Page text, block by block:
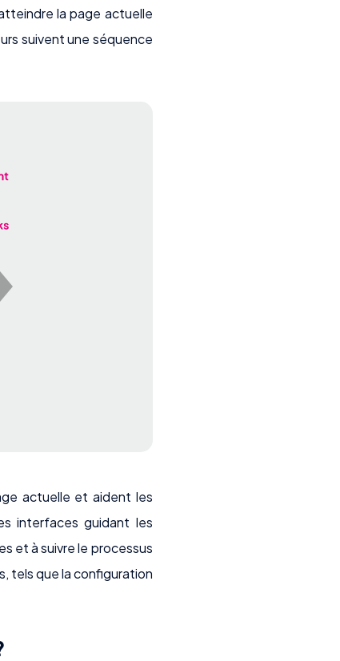
la page actuelle
suivent une séquence
actuelle et aident les
interfaces guidant les
et à suivre le processus
tels que la configuration